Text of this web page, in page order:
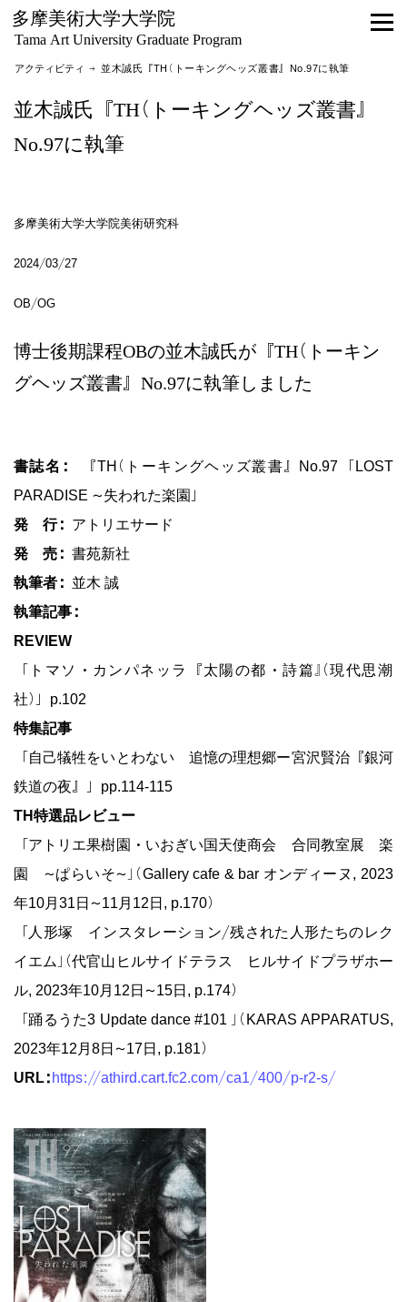
多摩美術大学大学院
Tama Art University Graduate Program
アクティビティ → 並木誠氏『TH(トーキングヘッズ叢書』No.97に執筆
並木誠氏『TH(トーキングヘッズ叢書』
No.97に執筆
多摩美術大学大学院美術研究科
2024/03/27
OB/OG
博士後期課程OBの並木誠氏が『TH(トーキン
グヘッズ叢書』No.97に執筆しました
書誌名：
『TH(トーキングヘッズ叢書』No.97「LOST
PARADISE 〜失われた楽園」
発 行： アトリエサード
発 売： 書苑新社
執筆者： 並木 誠
執筆記事：
REVIEW
「トマソ・カンパネッラ『太陽の都・詩篇』(現代思潮
社)」p.102
特集記事
「自己犠牲をいとわない 追憶の理想郷ー宮沢賢治『銀河
鉄道の夜』」pp.114-115
TH特選品レビュー
「アトリエ果樹園・いおぎい国天使商会 合同教室展 楽
園 〜ぱらいそ〜」（Gallery cafe & bar オンディーヌ, 2023
年10月31日〜11月12日, p.170）
「人形塚 インスタレーション/残された人形たちのレク
イエム」（代官山ヒルサイドテラス ヒルサイドプラザホー
ル, 2023年10月12日〜15日, p.174）
「踊るうた3 Update dance #101 」（KARAS APPARATUS,
2023年12月8日〜17日, p.181）
URL:https://athird.cart.fc2.com/ca1/400/p-r2-s/